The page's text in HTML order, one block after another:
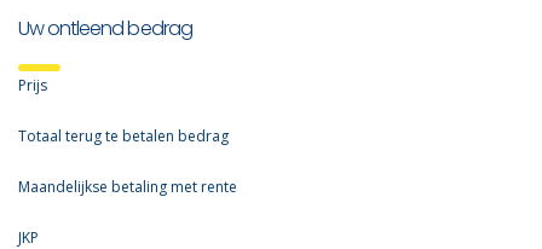
Uw ontleend bedrag
Prijs
Totaal terug te betalen bedrag
Maandelijkse betaling met rente
JKP